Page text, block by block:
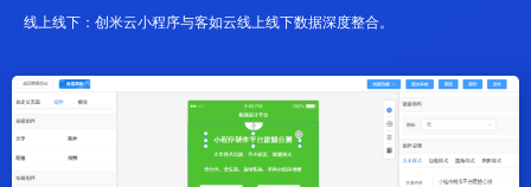
线上线下：创米云小程序与客如云线上线下数据深度整合。